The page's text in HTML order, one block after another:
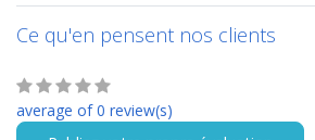
Ce qu'en pensent nos clients
average of 0 review(s)